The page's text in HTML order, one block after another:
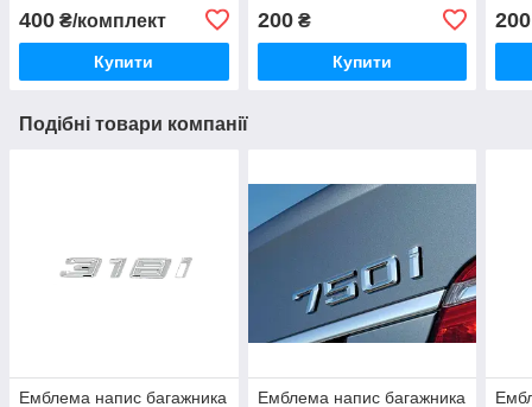
400 ₴/комплект
Купити
200₴
Купити
200
Подібні товари компанії
Емблема напис багажника
Емблема напис багажника